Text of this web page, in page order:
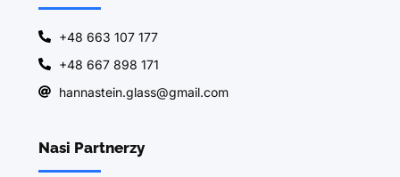
+48 663 107 177
+48 667 898 171
hannastein.glass@gmail.com
Nasi Partnerzy